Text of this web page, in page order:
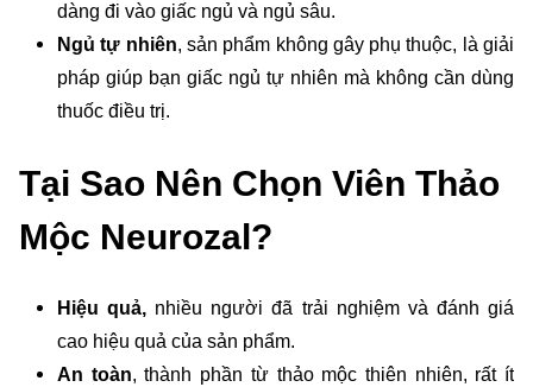
dàng đi vào giấc ngủ và ngủ sâu.
Ngủ tự nhiên, sản phẩm không gây phụ thuộc, là giải
pháp giúp bạn giấc ngủ tự nhiên mà không cần dùng
thuốc điều trị.
Tại Sao Nên Chọn Viên Thảo
Mộc Neurozal?
Hiệu quả, nhiều người đã trải nghiệm và đánh giá
cao hiệu quả của sản phẩm.
An toàn, thành phần từ thảo mộc thiên nhiên, rất ít